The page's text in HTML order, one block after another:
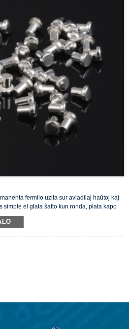
fermilo uzita sur aviadilaj haŭtoj kaj
simple el glata ŝafto kun ronda, plata kapo
Arĝentajn Nitojn, kiuj estas bonaj